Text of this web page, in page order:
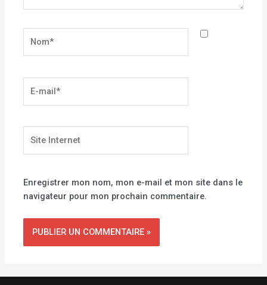
mail*
Internet
Enregistrer mon nom, mon e-mail et mon site dans le
navigateur pour mon prochain commentaire.